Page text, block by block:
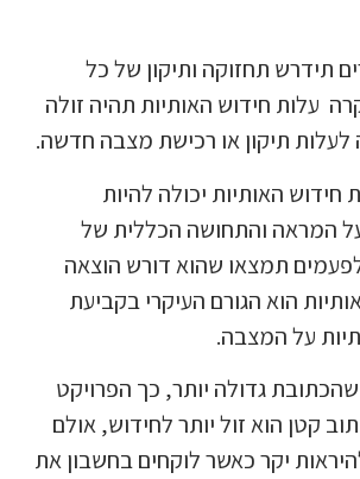
תידרש תחזוקה ותיקון של כל
עלות חידוש האותיות תהיה זולה
לעלות תיקון או רכישת מצבה חדשה.
חידוש האותיות יכולה להיות
המראה והתחושה הכללית של
תמצאו שהוא דורש הוצאה
הוא הגורם העיקרי בקביעת
על המצבה.
גדולה יותר, כך הפרויקט
קטן הוא זול יותר לחידוש, אולם
יקר כאשר לוקחים בחשבון את